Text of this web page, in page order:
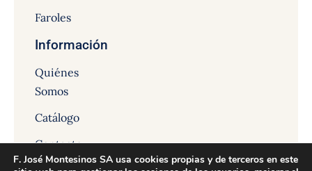
Faroles
Información
Quiénes
Somos
Catálogo
Contacto
F. José Montesinos SA usa cookies propias y de terceros en este